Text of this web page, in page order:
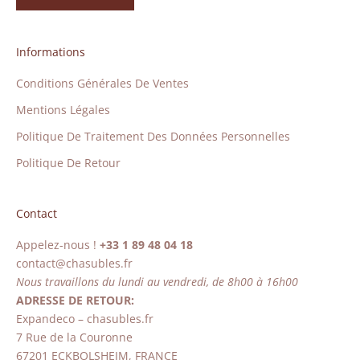
Informations
Conditions Générales De Ventes
Mentions Légales
Politique De Traitement Des Données Personnelles
Politique De Retour
Contact
Appelez-nous ! +33 1 89 48 04 18
contact@chasubles.fr
Nous travaillons du lundi au vendredi, de 8h00 à 16h00
ADRESSE DE RETOUR:
Expandeco – chasubles.fr
7 Rue de la Couronne
67201 ECKBOLSHEIM, FRANCE